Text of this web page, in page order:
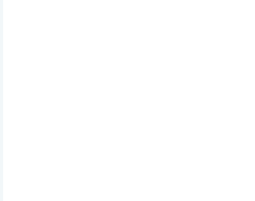
votre dimanche. . . samedi 6 juin 2026